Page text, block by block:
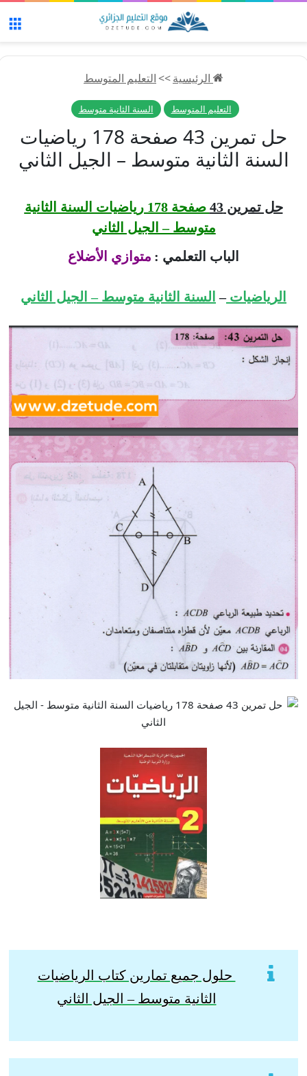
الرئيسية>>التعليم المتوسط
التعليم المتوسط السنة الثانية متوسط
حل تمرين 43 صفحة 178 رياضيات
السنة الثانية متوسط – الجيل الثاني
حل تمرين 43
صفحة 178 رياضيات السنة الثانية
متوسط – الجيل الثاني
الباب التعلمي : متوازي الأضلاع
الرياضيات– السنة الثانية متوسط – الجيل الثاني
حلول جميع تمارين كتاب الرياضيات
الثانية متوسط – الجيل الثاني